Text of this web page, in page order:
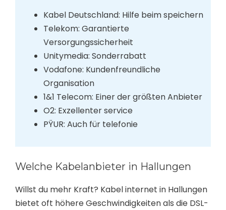
Kabel Deutschland: Hilfe beim speichern
Telekom: Garantierte
Versorgungssicherheit
Unitymedia: Sonderrabatt
Vodafone: Kundenfreundliche
Organisation
1&1 Telecom: Einer der größten Anbieter
O2: Exzellenter service
PŸUR: Auch für telefonie
Welche Kabelanbieter in Hallungen
Willst du mehr Kraft? Kabel internet in Hallungen
bietet oft höhere Geschwindigkeiten als die DSL-